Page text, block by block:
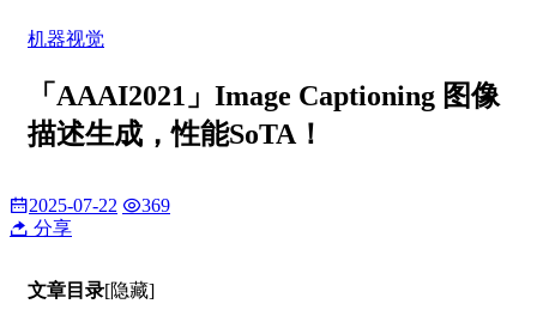
机器视觉
「AAAI2021」Image Captioning 图像
描述生成，性能SoTA！
2025-07-22
369
分享
文章目录[隐藏]